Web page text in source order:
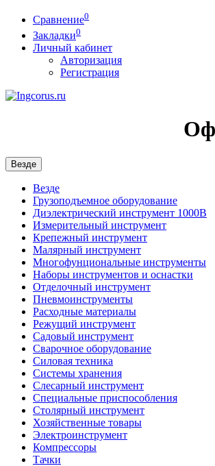
Сравнение0
Закладки0
Личный кабинет
Авторизация
Регистрация
Везде
Везде
Грузоподъемное оборудование
Диэлектрический инструмент 1000В
Измерительный инструмент
Крепежный инструмент
Малярный инструмент
Многофунциональные инструменты
Наборы инструментов и оснастки
Отделочный инструмент
Пневмоинструменты
Расходные материалы
Режущий инструмент
Садовый инструмент
Сварочное оборудование
Силовая техника
Системы хранения
Слесарный инструмент
Специальные приспособления
Столярный инструмент
Хозяйственные товары
Электроинструмент
Компрессоры
Тачки